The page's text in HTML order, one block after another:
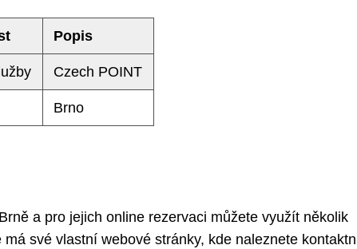
Popis
Czech POINT
Brno
a pro jejich online rezervaci můžete využít několik
své vlastní webové stránky, kde naleznete